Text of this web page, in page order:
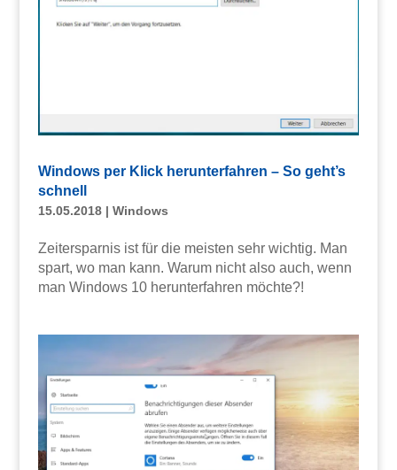
Windows per Klick herunterfahren – So geht’s
schnell
15.05.2018| Windows
Zeitersparnis ist für die meisten sehr wichtig. Man
spart, wo man kann. Warum nicht also auch, wenn
man Windows 10 herunterfahren möchte?!